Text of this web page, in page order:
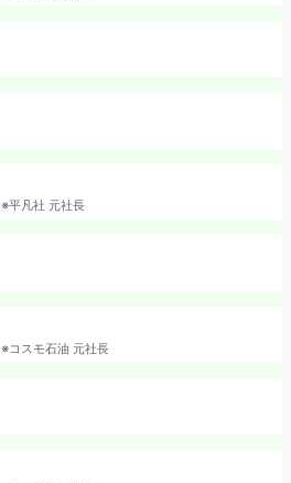
※平凡社 元社長
※コスモ石油 元社長